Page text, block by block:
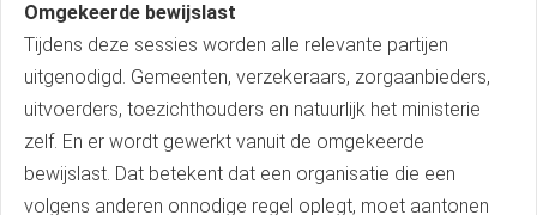
Omgekeerde bewijslast
Tijdens deze sessies worden alle relevante partijen
uitgenodigd. Gemeenten, verzekeraars, zorgaanbieders,
uitvoerders, toezichthouders en natuurlijk het ministerie
zelf. En er wordt gewerkt vanuit de omgekeerde
bewijslast. Dat betekent dat een organisatie die een
volgens anderen onnodige regel oplegt, moet aantonen